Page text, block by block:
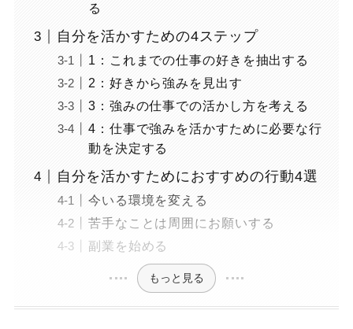
る
自分を活かすための4ステップ
1：これまでの仕事の好きを抽出する
2：好きから強みを見出す
3：強みの仕事での活かし方を考える
4：仕事で強みを活かすために必要な行
動を決定する
自分を活かすためにおすすめの行動4選
今いる環境を変える
苦手なことは周囲にお願いする
副業を始める
もっと見る